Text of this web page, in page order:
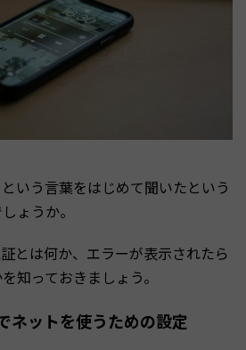
いう言葉をはじめて聞いたという
ょうか。
とは何か、エラーが表示されたら
知っておきましょう。
ネットを使うための設定